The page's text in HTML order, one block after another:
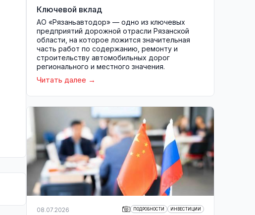
Ключевой вклад
АО «Рязаньавтодор» — одно из ключевых
предприятий дорожной отрасли Рязанской
области, на которое ложится значительная
часть работ по содержанию, ремонту и
строительству автомобильных дорог
регионального и местного значения.
Читать далее
08.07.2026 ПОДРОБНОСТИ ИНВЕСТИЦИИ